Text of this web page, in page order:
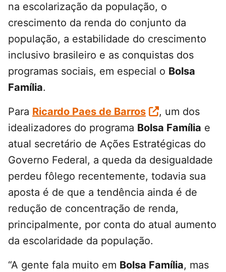
na escolarização da população, o
crescimento da renda do conjunto da
população, a estabilidade do crescimento
inclusivo brasileiro e as conquistas dos
programas sociais, em especial o Bolsa
Família.
Para Ricardo Paes de Barros
, um dos
idealizadores do programa Bolsa Família e
atual secretário de Ações Estratégicas do
Governo Federal, a queda da desigualdade
perdeu fôlego recentemente, todavia sua
aposta é de que a tendência ainda é de
redução de concentração de renda,
principalmente, por conta do atual aumento
da escolaridade da população.
“A gente fala muito em Bolsa Família, mas